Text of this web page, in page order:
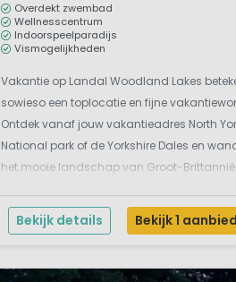
Overdekt zwembad
Wellnesscentrum
Indoorspeelparadijs
Vismogelijkheden
Vakantie op Landal Woodland Lakes
sowieso een toplocatie en fijne
Ontdek vanaf jouw vakantieadres North
National park of de Yorkshire Dales en
het mooie landschap van Groot-
prachtige heuvellandschap, ga eens
body...
Bekijk details Bekijk 1